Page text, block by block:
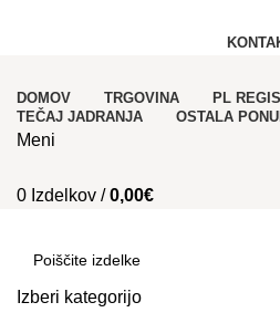
DOMOV TRGOVINA
PL
TEČAJ JADRANJA
OSTALA
Meni
0 Izdelkov / 0,00€
Izberi kategorijo